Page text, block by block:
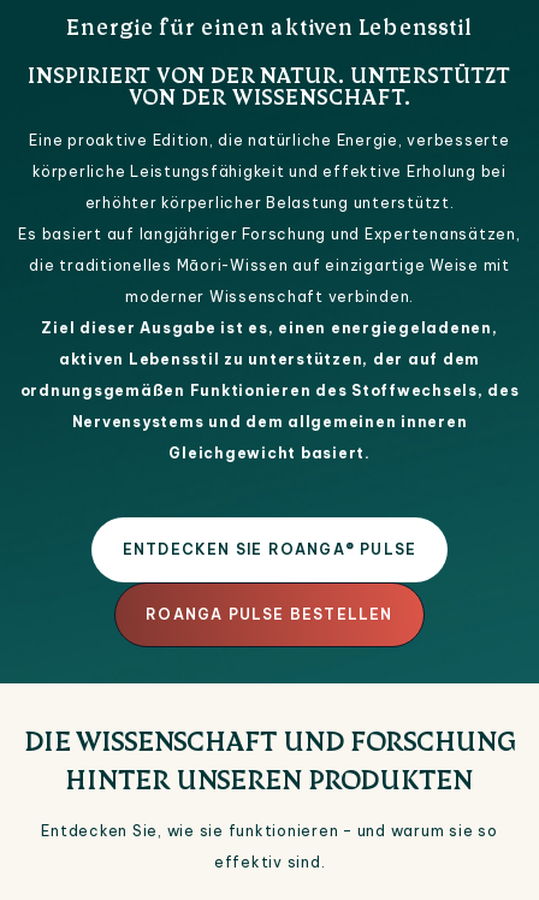
Energie für einen aktiven Lebensstil
INSPIRIERT VON DER NATUR. UNTERSTÜTZT
VON DER WISSENSCHAFT.
Eine proaktive Edition, die natürliche Energie, verbesserte
körperliche Leistungsfähigkeit und effektive Erholung bei
erhöhter körperlicher Belastung unterstützt.
Es basiert auf langjähriger Forschung und Expertenansätzen,
die traditionelles Māori-Wissen auf einzigartige Weise mit
moderner Wissenschaft verbinden.
Ziel dieser Ausgabe ist es, einen energiegeladenen,
aktiven Lebensstil zu unterstützen, der auf dem
ordnungsgemäßen Funktionieren des Stoffwechsels, des
Nervensystems und dem allgemeinen inneren
Gleichgewicht basiert.
ENTDECKEN SIE ROANGA® PULSE
ROANGA PULSE BESTELLEN
DIE WISSENSCHAFT UND FORSCHUNG
HINTER UNSEREN PRODUKTEN
Entdecken Sie, wie sie funktionieren – und warum sie so
effektiv sind.